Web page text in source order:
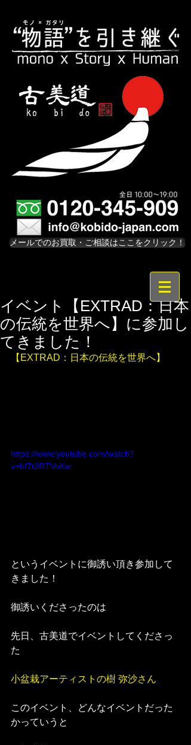
メールでのお買取・ご相談はここをクリック！
イベント【EXTRAD：日本
の伝統を世界へ】に参加し
てきました！
【EXTRAD：日本の伝統を世界へ】
https://www.youtube.com/watch?
v=bf7t2RTVoKw
というイベントに御誘い頂き参加して
きました！
御誘いくださったのは
先日、古美道でイベントしてくださっ
た
小盆栽アーティストの樹 弥沙さん
このイベント、どんなイベントだった
かっていうと